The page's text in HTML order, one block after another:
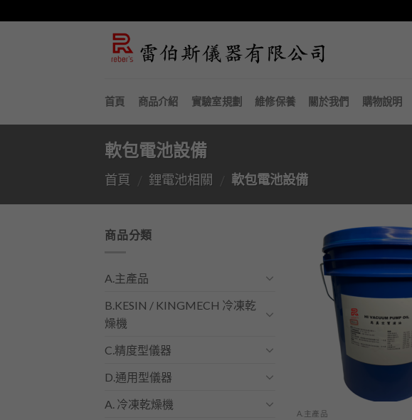
首頁 商品介紹 實驗室規劃 維修保養 關於我們 購物說明
軟包電池設備
首頁 鋰電池相關 軟包電池設備
商品分類
A.主產品
B.KESIN / KINGMECH 冷凍乾
燥機
C.精度型儀器
D.通用型儀器
A. 冷凍乾燥機
A.主產品